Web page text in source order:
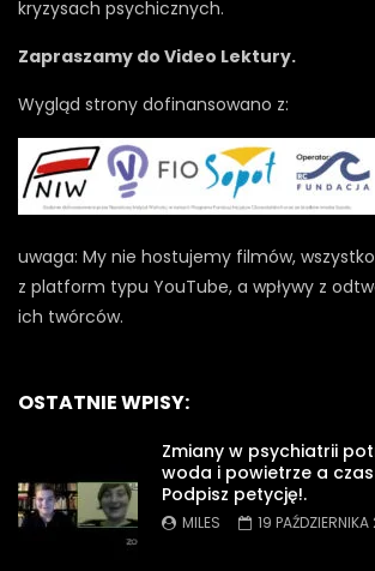
kryzysach psychicznych.
Zapraszamy do Video Lektury.
Wygląd strony dofinansowano z:
uwaga: My nie hostujemy filmów,
z platform typu YouTube, a wpływy z
ich twórców.
OSTATNIE WPISY:
Zmiany w psychiatrii
woda i powietrze a
Podpisz petycję!.
MILES 19